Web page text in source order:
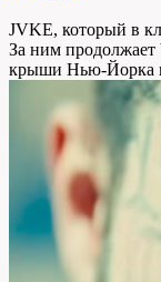
JVKE, который в
За ним
крыши Нью-Йорка